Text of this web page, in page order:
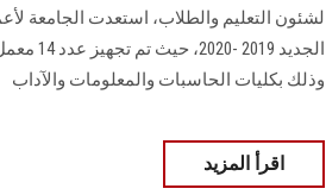
لشئون التعليم والطلاب، استعدت الجامعة
وذلك بكليات الحاسبات والمعلومات والآداب
اقرأ المزيد